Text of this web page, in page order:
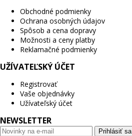
Obchodné podmienky
Ochrana osobných údajov
Spôsob a cena dopravy
Možnosti a ceny platby
Reklamačné podmienky
UŽÍVATEĽSKÝ ÚČET
Registrovať
Vaše objednávky
Užívateľský účet
NEWSLETTER
Prihlásiť sa